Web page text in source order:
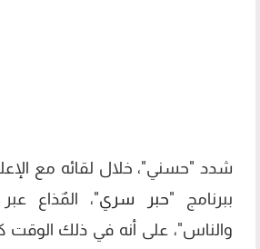
شدد "حسني"، خلال لقائه مع
ببرنامج "حبر سري"، المٌذاع
والناس"، على أنه في ذلك الوقت